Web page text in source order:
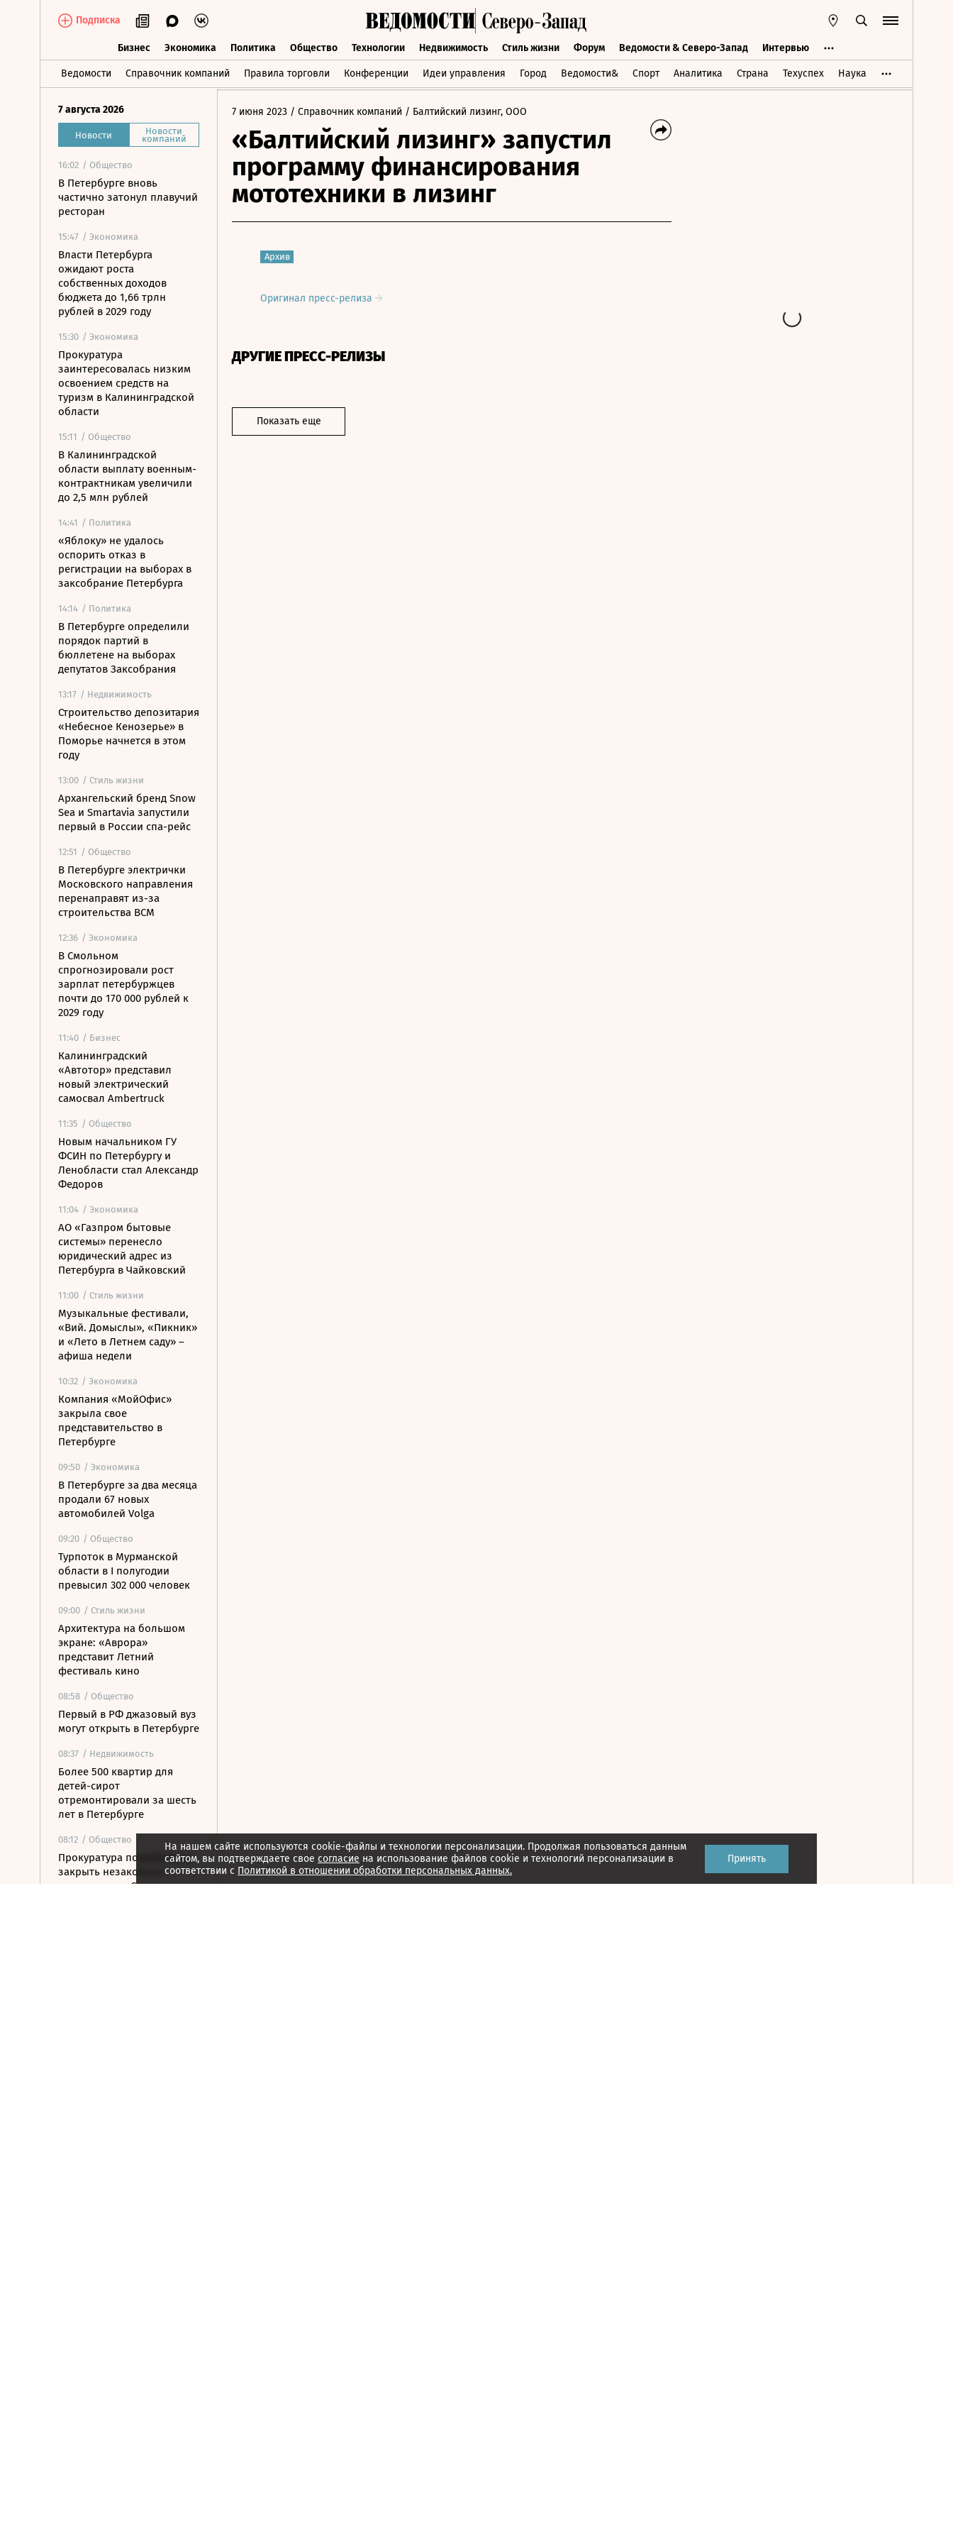
Подписка
Бизнес Экономика Политика Общество Технологии Недвижимость Стиль жизни Форум Ведомости & Северо-Запад Интервью
Ведомости Справочник компаний Правила торговли Конференции Идеи управления Город Ведомости& Спорт Аналитика Страна Техуспех Наука
Бизнес Экономика Политика Общество Технологии Недвижимость Стиль жизни Форум Ведомости & Северо-Запад Интервью
7 августа 2026
Новости Новости
компаний
16:02 / Общество
В Петербурге вновь
частично затонул плавучий
ресторан
15:47 / Экономика
Власти Петербурга
ожидают роста
собственных доходов
бюджета до 1,66 трлн
рублей в 2029 году
15:30 / Экономика
Прокуратура
заинтересовалась низким
освоением средств на
туризм в Калининградской
области
15:11 / Общество
В Калининградской
области выплату военным-
контрактникам увеличили
до 2,5 млн рублей
14:41 / Политика
«Яблоку» не удалось
оспорить отказ в
регистрации на выборах в
заксобрание Петербурга
14:14 / Политика
В Петербурге определили
порядок партий в
бюллетене на выборах
депутатов Заксобрания
13:17 / Недвижимость
Строительство депозитария
«Небесное Кенозерье» в
Поморье начнется в этом
году
13:00 / Стиль жизни
Архангельский бренд Snow
Sea и Smartavia запустили
первый в России спа-рейс
12:51 / Общество
В Петербурге электрички
Московского направления
перенаправят из-за
строительства ВСМ
12:36 / Экономика
В Смольном
спрогнозировали рост
зарплат петербуржцев
почти до 170 000 рублей к
2029 году
11:40 / Бизнес
Калининградский
«Автотор» представил
новый электрический
самосвал Ambertruck
11:35 / Общество
Новым начальником ГУ
ФСИН по Петербургу и
Ленобласти стал Александр
Федоров
11:04 / Экономика
АО «Газпром бытовые
системы» перенесло
юридический адрес из
Петербурга в Чайковский
11:00 / Стиль жизни
Музыкальные фестивали,
«Вий. Домыслы», «Пикник»
и «Лето в Летнем саду» –
афиша недели
10:32 / Экономика
Компания «МойОфис»
закрыла свое
представительство в
Петербурге
09:50 / Экономика
В Петербурге за два месяца
продали 67 новых
автомобилей Volga
09:20 / Общество
Турпоток в Мурманской
области в I полугодии
превысил 302 000 человек
09:00 / Стиль жизни
Архитектура на большом
экране: «Аврора»
представит Летний
фестиваль кино
08:58 / Общество
Первый в РФ джазовый вуз
могут открыть в Петербурге
08:37 / Недвижимость
Более 500 квартир для
детей-сирот
отремонтировали за шесть
лет в Петербурге
08:12 / Общество
Прокуратура потребовала
закрыть незаконные
пансионаты в Стрельне
7 июня 2023 / Справочник компаний / Балтийский лизинг, ООО
«Балтийский лизинг» запустил
программу финансирования
мототехники в лизинг
Архив
Оригинал пресс-релиза
ДРУГИЕ ПРЕСС-РЕЛИЗЫ
Показать еще
На нашем сайте используются cookie-файлы и технологии персонализации. Продолжая пользоваться данным
сайтом, вы подтверждаете свое согласие на использование файлов cookie и технологий персонализации в
соответствии с Политикой в отношении обработки персональных данных.
Принять